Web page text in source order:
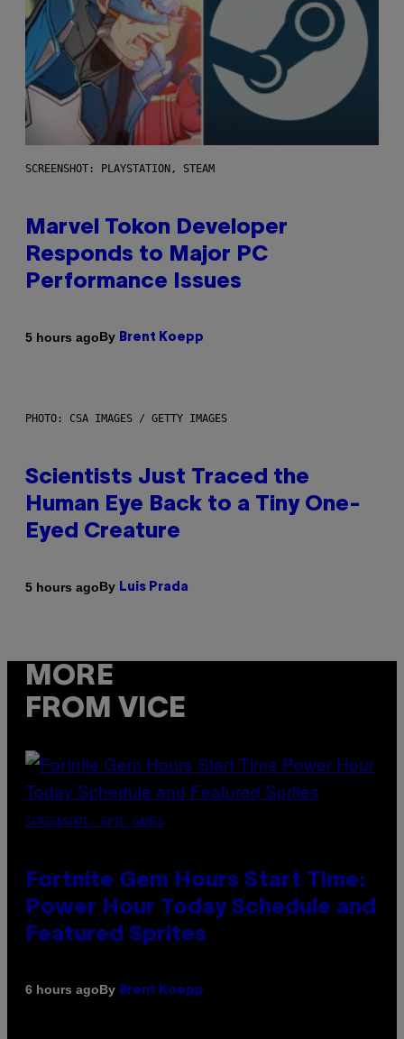
SCREENSHOT: PLAYSTATION, STEAM
Marvel Tokon Developer
Responds to Major PC
Performance Issues
5 hours agoBy Brent Koepp
PHOTO: CSA IMAGES / GETTY IMAGES
Scientists Just Traced the
Human Eye Back to a Tiny One-
Eyed Creature
5 hours agoBy Luis Prada
MORE
FROM VICE
SCREENSHOT: EPIC GAMES
Fortnite Gem Hours Start Time:
Power Hour Today Schedule and
Featured Sprites
6 hours agoBy Brent Koepp